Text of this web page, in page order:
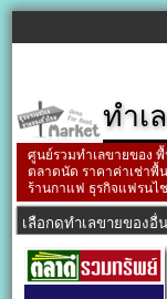
ทำเ
ศูนย์รวมทำเลขายของ
ตลาดนัด ราคาค่าเช่าพื้
ร้านกาแฟ ธุรกิจแฟรนไ